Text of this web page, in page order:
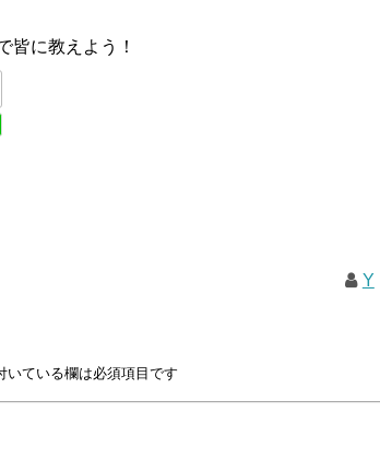
皆に教えよう！
Y
いている欄は必須項目です